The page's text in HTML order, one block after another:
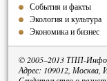
События и факты
Экология и культура
Экономика и бизнес
© 2005–2013 ТПП-
Адрес: 109012, Москва,